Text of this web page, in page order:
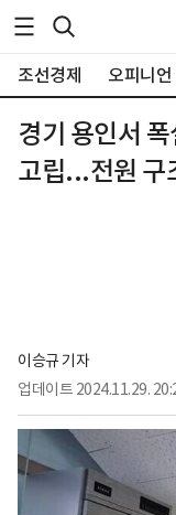
조선경제 오피니언
경기 용인서
고립...전원 구
이승규 기자
업데이트 2024.11.29.